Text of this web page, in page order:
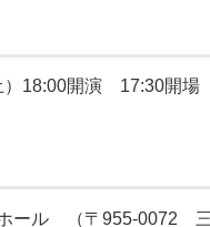
）18:00開演 17:30開場
ール （〒955-0072